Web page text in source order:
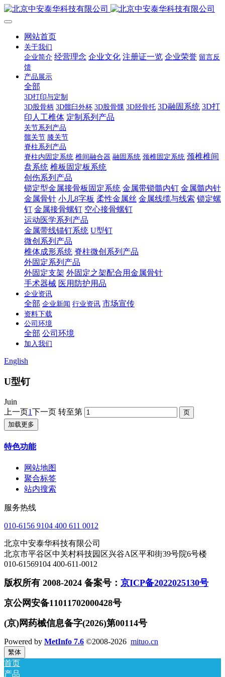
网站首页
关于我们
企业简介 经营理念 企业文化 注册证一览 企业荣誉 留言反
馈
产品展示
全部
3D打印与定制
3D股骨柄 3D髋臼外杯 3D股骨髁 3D胫骨托 3D融固系统 3D打
印人工椎体 定制系列产品
关节系列产品
髋关节 膝关节
脊柱系列产品
脊柱内固定系统 椎间融合器 融固系统 颈椎固定系统 颈椎椎间
盘系统 椎板固定板系统
创伤系列产品
锁定型金属接骨板固定系统 金属带锁髓内钉 金属髓内针
金属骨针 小儿8字板 柔性金属丝 金属线缆与线索 锁定螺
钉 金属接骨螺钉 空心接骨螺钉
运动医学系列产品
金属带线锚钉系统 U型钉
微创系列产品
椎体成形系统 脊柱微创系列产品
外固定系列产品
外固定支架 外固定之架配合用金属骨针
手术器械 医用防护用品
企业资讯
全部 企业新闻 行业资讯 市场宣传
资料下载
公司环境
全部 公司环境
加入我们
English
U型钉
Juin
上一页1下一页 转至第
加载更多
特色功能
网站地图
聚合标签
站内搜索
服务热线
010-6156 9104 400 611 0012
北京中安泰华科技有限公司
北京市平谷区中关村科技园区兴谷A区平和街39号院6号楼
010-61569104 400-611-0012
版权所有 2008-2024 备案号： 京ICP备2022025130号
京公网安备11011702000428号
(京)网药械信息备字(2026)第00114号
Powered by MetInfo 7.6 ©2008-2026 mituo.cn
繁体
首页
产品